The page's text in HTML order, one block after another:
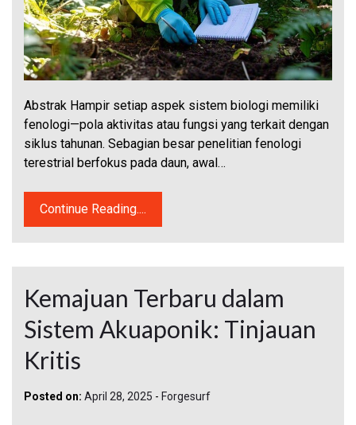
Abstrak Hampir setiap aspek sistem biologi memiliki
fenologi—pola aktivitas atau fungsi yang terkait dengan
siklus tahunan. Sebagian besar penelitian fenologi
terestrial berfokus pada daun, awal…
Continue Reading....
Kemajuan Terbaru dalam
Sistem Akuaponik: Tinjauan
Kritis
Posted on: April 28, 2025 - Forgesurf